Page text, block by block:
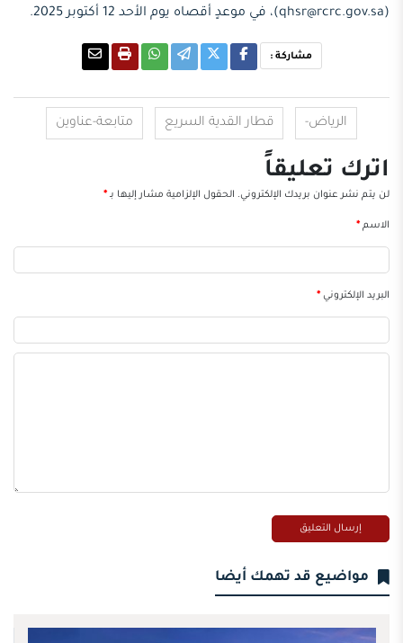
(qhsr@rcrc.gov.sa)، في موعدٍ أقصاه يوم الأحد 12 أكتوبر 2025.
مشاركة :
الرياض- قطار القدية السريع متابعة-عناوين
اترك تعليقاً
لن يتم نشر عنوان بريدك الإلكتروني. الحقول الإلزامية مشار إليها بـ*
الاسم*
البريد الإلكتروني*
مواضيع قد تهمك أيضا